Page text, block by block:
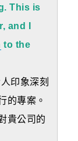
This is
and I
to the
印象深刻
的專案。
貴公司的